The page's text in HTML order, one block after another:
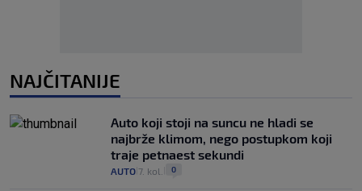
NAJČITANIJE
Auto koji stoji na suncu ne hladi se
najbrže klimom, nego postupkom koji
traje petnaest sekundi
AUTO 7. kol. 0